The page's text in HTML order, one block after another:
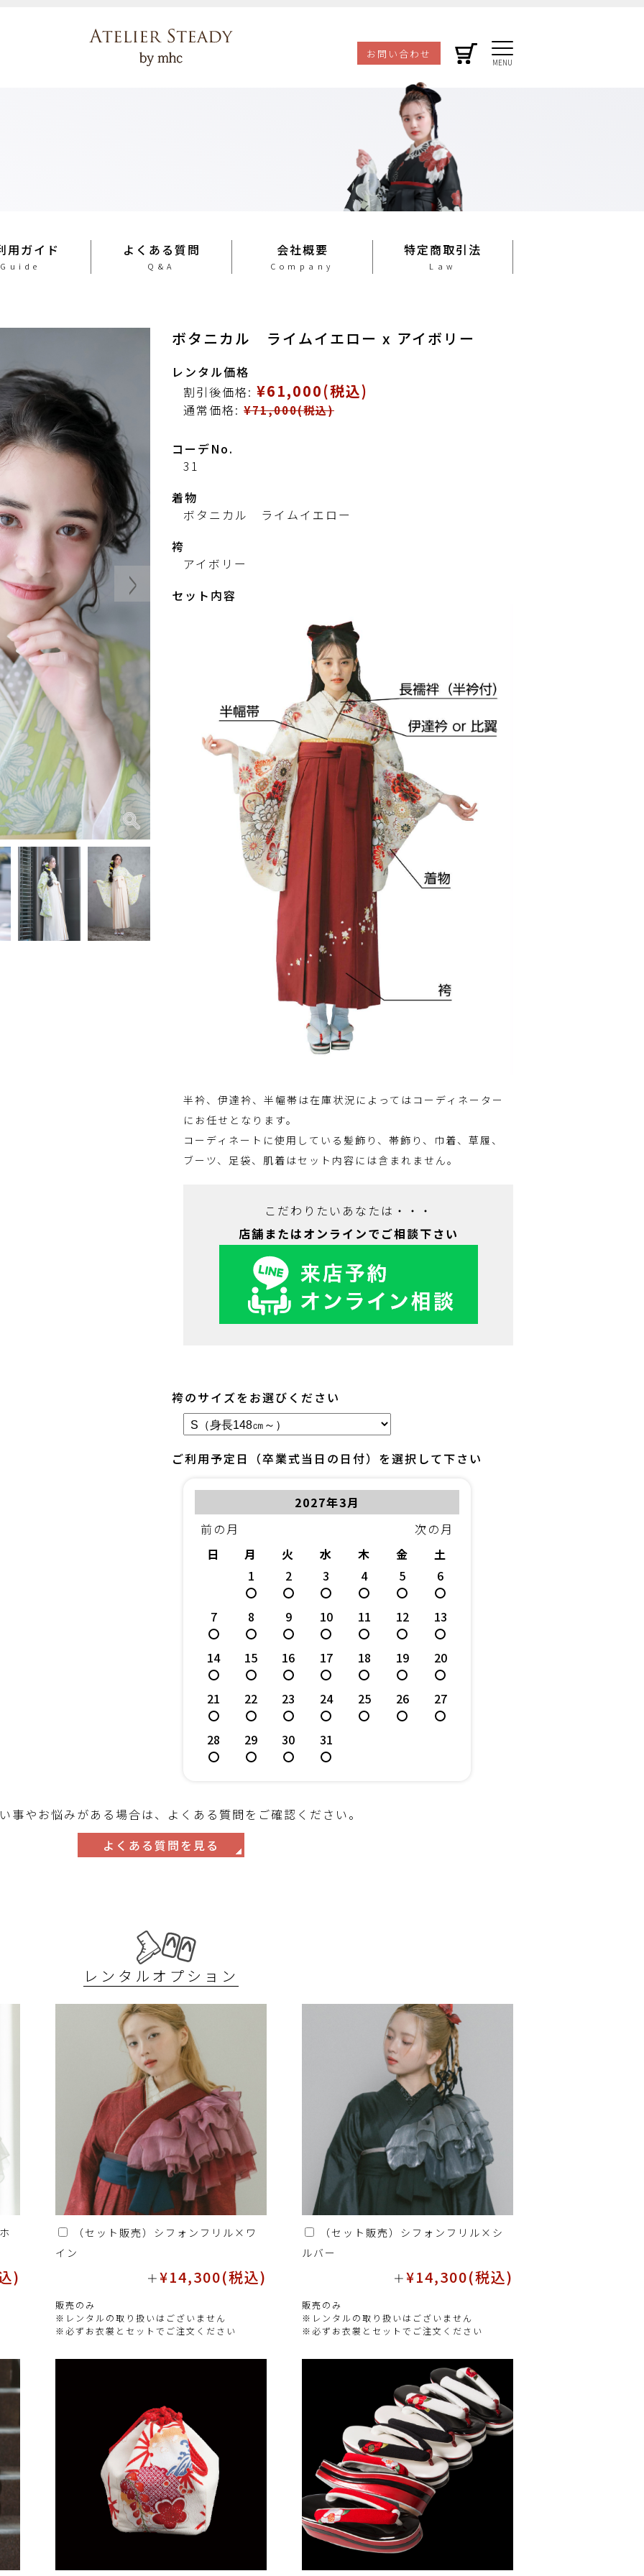
お問い合わせ
用ガイド よくある質問 会社概要 特定商取引法
ボタニカル ライムイエロー x アイボリー
レンタル価格
割引後価格: ¥61,000(税込)
通常価格: ¥71,000(税込)
コーデNo.
31
着物
ボタニカル ライムイエロー
袴
アイボリー
セット内容
半衿、伊達衿、半幅帯は在庫状況によってはコーディネーター
にお任せとなります。
コーディネートに使用している髪飾り、帯飾り、巾着、草履、
ブーツ、足袋、肌着はセット内容には含まれません。
こだわりたいあなたは・・・
店舗またはオンラインでご相談下さい
袴のサイズをお選びください
ご利用予定日（卒業式当日の日付）を選択して下さい
2027年3月
前の月
次の月
日
月 火 水 木 金
土
1
2 3 4 5 6
7 8 9 10 11 12 13
14 15 16 17 18 19 20
21 22 23 24 25 26 27
28 29 30 31
事やお悩みがある場合は、よくある質問をご確認ください。
よくある質問を見る
レンタルオプション
)
（セット販売）シフォンフリル×ワ
イン
＋¥14,300(税込)
販売のみ
※レンタルの取り扱いはございません
※必ずお衣裳とセットでご注文ください
（セット販売）シフォンフリル×シ
ルバー
＋¥14,300(税込)
販売のみ
※レンタルの取り扱いはございません
※必ずお衣裳とセットでご注文ください